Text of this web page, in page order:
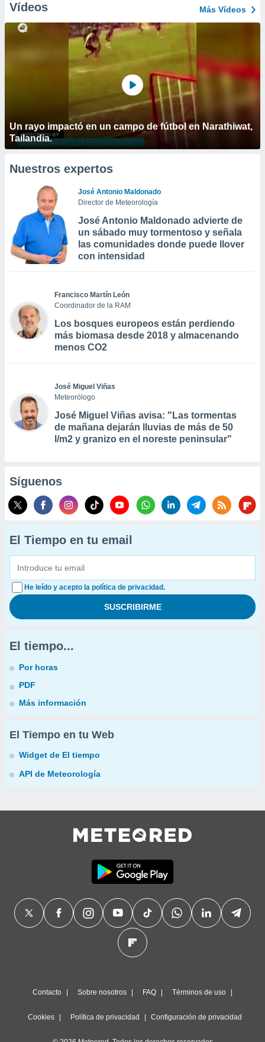
Vídeos Más Vídeos
Un rayo impactó en un campo de fútbol en Narathiwat,
Tailandia.
Nuestros expertos
José Antonio Maldonado
Director de Meteorología
José Antonio Maldonado advierte de
un sábado muy tormentoso y señala
las comunidades donde puede llover
con intensidad
Francisco Martín León
Coordinador de la RAM
Los bosques europeos están perdiendo
más biomasa desde 2018 y almacenando
menos CO2
José Miguel Viñas
Meteorólogo
José Miguel Viñas avisa: "Las tormentas
de mañana dejarán lluvias de más de 50
l/m2 y granizo en el noreste peninsular"
Síguenos
El Tiempo en tu email
He leído y acepto la política de privacidad.
El tiempo...
Por horas
PDF
Más información
El Tiempo en tu Web
Widget de El tiempo
API de Meteorología
Contacto Sobre nosotros FAQ Términos de uso
Cookies Política de privacidad Configuración de privacidad